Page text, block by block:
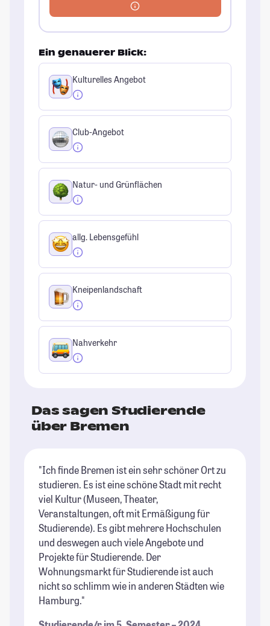
Ein genauerer Blick:
Kulturelles Angebot
Club-Angebot
Natur- und Grünflächen
allg. Lebensgefühl
Kneipenlandschaft
Nahverkehr
Das sagen Studierende
über Bremen
"Ich finde Bremen ist ein sehr schöner Ort zu
studieren. Es ist eine schöne Stadt mit recht
viel Kultur (Museen, Theater,
Veranstaltungen, oft mit Ermäßigung für
Studierende). Es gibt mehrere Hochschulen
und deswegen auch viele Angebote und
Projekte für Studierende. Der
Wohnungsmarkt für Studierende ist auch
nicht so schlimm wie in anderen Städten wie
Hamburg."